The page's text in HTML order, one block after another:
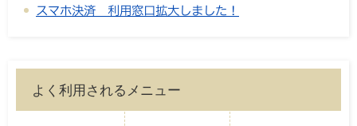
スマホ決済 利用窓口拡大しました！
よく利用されるメニュー